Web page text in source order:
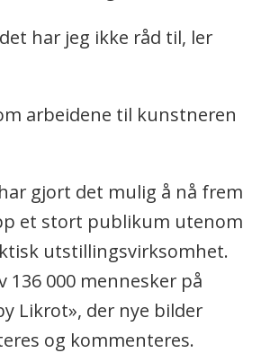
har jeg ikke råd til, ler
arbeidene til kunstneren
gjort det mulig å nå frem
et stort publikum utenom
utstillingsvirksomhet.
136 000 mennesker på
Likrot», der nye bilder
og kommenteres.